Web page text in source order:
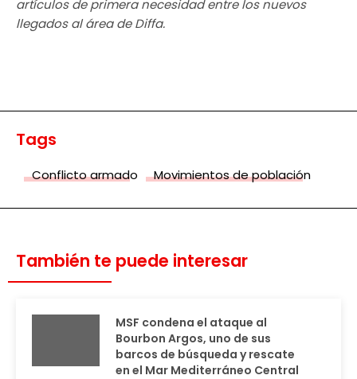
artículos de primera necesidad entre los nuevos
llegados al área de Diffa.
Tags
Conflicto armado Movimientos de población
También te puede interesar
MSF condena el ataque al
Bourbon Argos, uno de sus
barcos de búsqueda y rescate
en el Mar Mediterráneo Central